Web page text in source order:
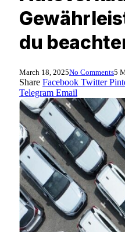
du
March 18, 2025No Comments5
Share Facebook Twitter
Telegram Email